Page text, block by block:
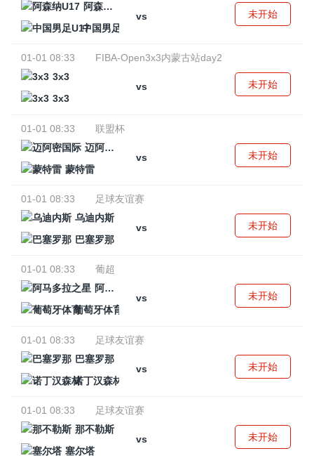
阿森纳U17
vs
中国男足U17
未开始
01-01 08:33
FIBA-Open3x3内蒙古站day2
3x3
vs
3x3
未开始
01-01 08:33
联盟杯
迈阿密国际
vs
蒙特雷
未开始
01-01 08:33
足球友谊赛
乌迪内斯
vs
巴塞罗那
未开始
01-01 08:33
葡超
阿马多拉之星
vs
葡萄牙体育
未开始
01-01 08:33
足球友谊赛
巴塞罗那
vs
诺丁汉森林
未开始
01-01 08:33
足球友谊赛
那不勒斯
vs
塞尔塔
未开始